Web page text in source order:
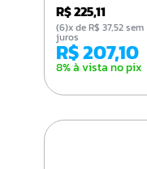
R$ 225,11
R$ 207,10
8% à vista no pix
(6)x de R$ 37,52 sem
juros